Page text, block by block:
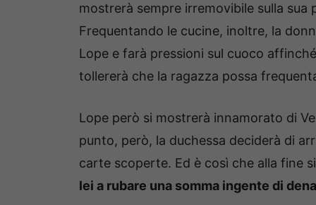
mostrerà sempre irremovibile sulla sua
Frequentando le cucine, inoltre, la
Lope e farà pressioni sul cuoco
tollererà che la ragazza possa
Lope però si mostrerà innamorato di
punto, però, la duchessa deciderà di
carte scoperte. Ed è così che alla fine
lei a rubare una somma ingente di